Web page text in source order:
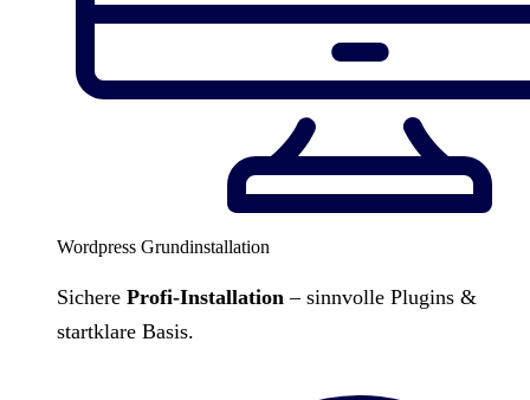
Wordpress Grundinstallation
Sichere Profi-Installation – sinnvolle Plugins &
startklare Basis.